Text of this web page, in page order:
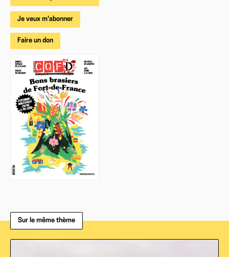
Je veux m'abonner
Faire un don
Sur le même thème